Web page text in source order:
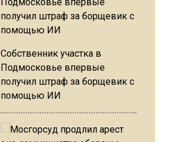
Собственник участка в
Подмосковье впервые
получил штраф за борщевик с
помощью ИИ